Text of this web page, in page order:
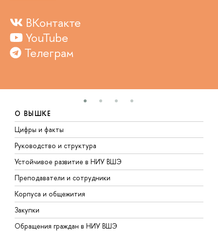
ВКонтакте
YouTube
Телеграм
О ВЫШКЕ
Цифры и факты
Руководство и структура
Устойчивое развитие в НИУ ВШЭ
Преподаватели и сотрудники
Корпуса и общежития
Закупки
Обращения граждан в НИУ ВШЭ